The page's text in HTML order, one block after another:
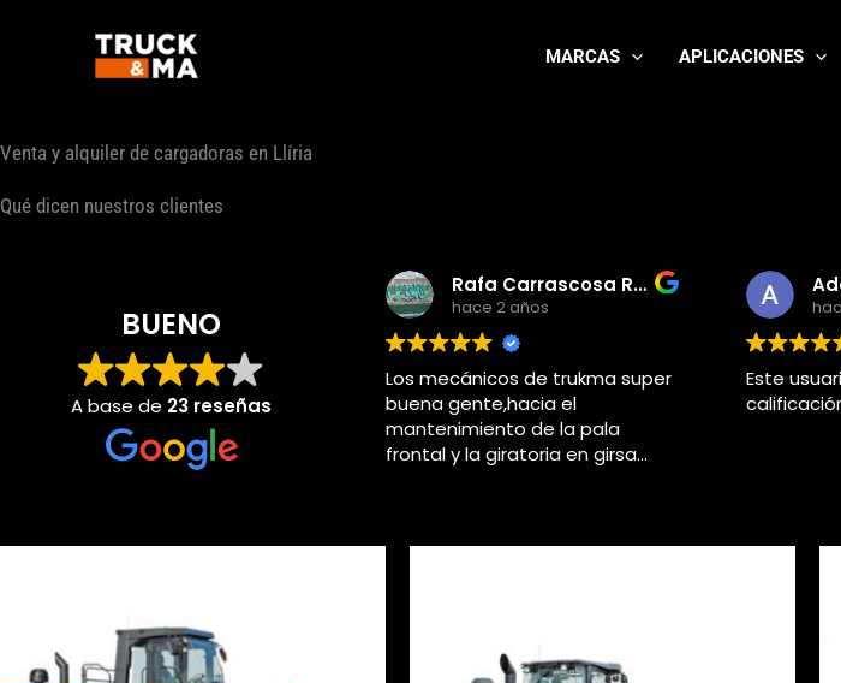
MARCAS APLICACIONES
Venta y alquiler de cargadoras en Llíria
Qué dicen nuestros clientes
BUENO
A base de 23 reseñas
Rafa Carrascosa Rodriguez
hace 2 años
Los mecánicos de trukma super
buena gente,hacia el
mantenimiento de la pala
frontal y la giratoria en girsa
hace 4 años
Este usuario solo dejó una